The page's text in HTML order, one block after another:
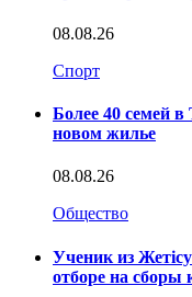
08.08.26
Спорт
Более 40 семей
новом жилье
08.08.26
Общество
Ученик из
отборе на сборы